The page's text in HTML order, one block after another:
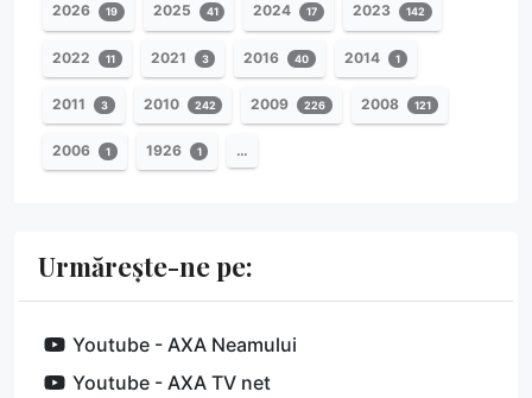
2026 19 2025 41 2024 17 2023 142
2022 11 2021 3 2016 40 2014 1
2011 3 2010 242 2009 226 2008 121
2006 1 1926 1 …
Urmărește-ne pe:
Youtube - AXA Neamului
Youtube - AXA TV net